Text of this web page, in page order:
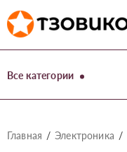
Все категории
Главная Электроника